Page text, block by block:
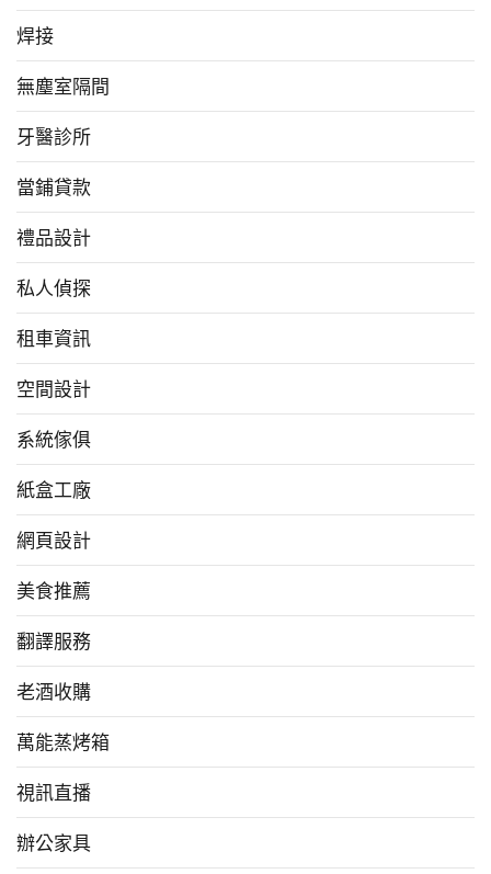
焊接
無塵室隔間
牙醫診所
當鋪貸款
禮品設計
私人偵探
租車資訊
空間設計
系統傢俱
紙盒工廠
網頁設計
美食推薦
翻譯服務
老酒收購
萬能蒸烤箱
視訊直播
辦公家具